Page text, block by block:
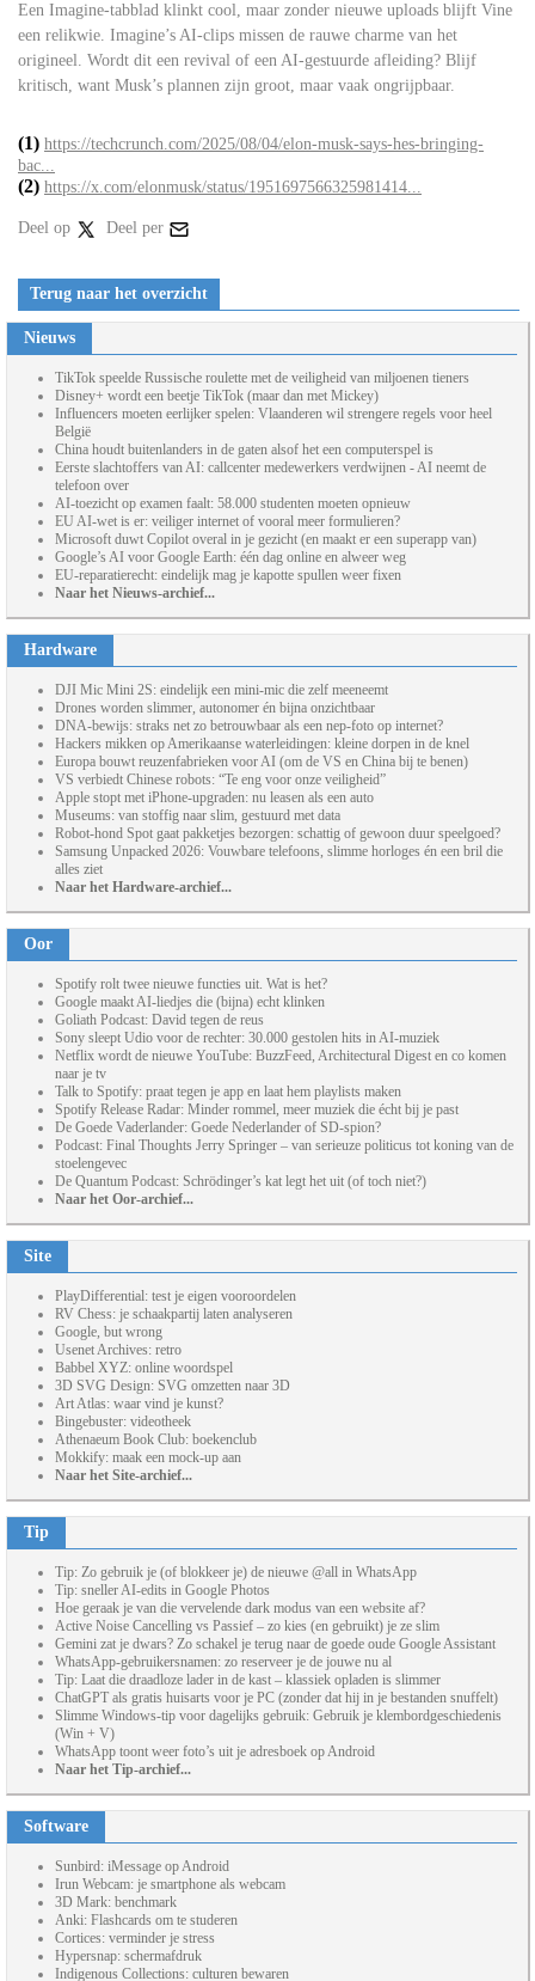
Een Imagine-tabblad klinkt cool, maar zonder nieuwe uploads blijft Vine
een relikwie. Imagine’s AI-clips missen de rauwe charme van het
origineel. Wordt dit een revival of een AI-gestuurde afleiding? Blijf
kritisch, want Musk’s plannen zijn groot, maar vaak ongrijpbaar.
(1) https://techcrunch.com/2025/08/04/elon-musk-says-hes-bringing-
bac...
(2) https://x.com/elonmusk/status/1951697566325981414...
Deel op Deel per
Terug naar het overzicht
Nieuws
TikTok speelde Russische roulette met de veiligheid van miljoenen tieners
Disney+ wordt een beetje TikTok (maar dan met Mickey)
Influencers moeten eerlijker spelen: Vlaanderen wil strengere regels voor heel
België
China houdt buitenlanders in de gaten alsof het een computerspel is
Eerste slachtoffers van AI: callcenter medewerkers verdwijnen - AI neemt de
telefoon over
AI-toezicht op examen faalt: 58.000 studenten moeten opnieuw
EU AI-wet is er: veiliger internet of vooral meer formulieren?
Microsoft duwt Copilot overal in je gezicht (en maakt er een superapp van)
Google’s AI voor Google Earth: één dag online en alweer weg
EU-reparatierecht: eindelijk mag je kapotte spullen weer fixen
Naar het Nieuws-archief...
Hardware
DJI Mic Mini 2S: eindelijk een mini-mic die zelf meeneemt
Drones worden slimmer, autonomer én bijna onzichtbaar
DNA-bewijs: straks net zo betrouwbaar als een nep-foto op internet?
Hackers mikken op Amerikaanse waterleidingen: kleine dorpen in de knel
Europa bouwt reuzenfabrieken voor AI (om de VS en China bij te benen)
VS verbiedt Chinese robots: “Te eng voor onze veiligheid”
Apple stopt met iPhone-upgraden: nu leasen als een auto
Museums: van stoffig naar slim, gestuurd met data
Robot-hond Spot gaat pakketjes bezorgen: schattig of gewoon duur speelgoed?
Samsung Unpacked 2026: Vouwbare telefoons, slimme horloges én een bril die
alles ziet
Naar het Hardware-archief...
Oor
Spotify rolt twee nieuwe functies uit. Wat is het?
Google maakt AI-liedjes die (bijna) echt klinken
Goliath Podcast: David tegen de reus
Sony sleept Udio voor de rechter: 30.000 gestolen hits in AI-muziek
Netflix wordt de nieuwe YouTube: BuzzFeed, Architectural Digest en co komen
naar je tv
Talk to Spotify: praat tegen je app en laat hem playlists maken
Spotify Release Radar: Minder rommel, meer muziek die écht bij je past
De Goede Vaderlander: Goede Nederlander of SD-spion?
Podcast: Final Thoughts Jerry Springer – van serieuze politicus tot koning van de
stoelengevec
De Quantum Podcast: Schrödinger’s kat legt het uit (of toch niet?)
Naar het Oor-archief...
Site
PlayDifferential: test je eigen vooroordelen
RV Chess: je schaakpartij laten analyseren
Google, but wrong
Usenet Archives: retro
Babbel XYZ: online woordspel
3D SVG Design: SVG omzetten naar 3D
Art Atlas: waar vind je kunst?
Bingebuster: videotheek
Athenaeum Book Club: boekenclub
Mokkify: maak een mock-up aan
Naar het Site-archief...
Tip
Tip: Zo gebruik je (of blokkeer je) de nieuwe @all in WhatsApp
Tip: sneller AI-edits in Google Photos
Hoe geraak je van die vervelende dark modus van een website af?
Active Noise Cancelling vs Passief – zo kies (en gebruikt) je ze slim
Gemini zat je dwars? Zo schakel je terug naar de goede oude Google Assistant
WhatsApp-gebruikersnamen: zo reserveer je de jouwe nu al
Tip: Laat die draadloze lader in de kast – klassiek opladen is slimmer
ChatGPT als gratis huisarts voor je PC (zonder dat hij in je bestanden snuffelt)
Slimme Windows-tip voor dagelijks gebruik: Gebruik je klembordgeschiedenis
(Win + V)
WhatsApp toont weer foto’s uit je adresboek op Android
Naar het Tip-archief...
Software
Sunbird: iMessage op Android
Irun Webcam: je smartphone als webcam
3D Mark: benchmark
Anki: Flashcards om te studeren
Cortices: verminder je stress
Hypersnap: schermafdruk
Indigenous Collections: culturen bewaren